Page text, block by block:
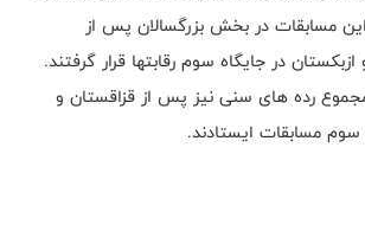
این مسابقات در بخش بزرگسالان پس از
در جایگاه سوم رقابتها قرار گرفتند.
رده های سنی نیز پس از قزاقستان و
سوم مسابقات ایستادند.